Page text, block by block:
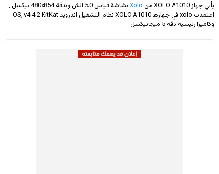
يأتي جهاز XOLO A1010 من Xolo بشاشة قياس 5.0 انش وبدقة 480x854 بيكسل ,
اعتمدت xolo في جهازها XOLO A1010 نظام التشغيل اندرويد OS, v4.4.2 KitKat
وكاميرا رئيسية دقة 5 ميجابيكسل